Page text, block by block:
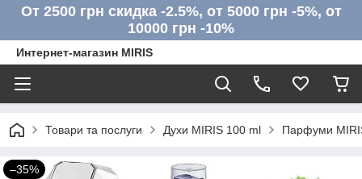
От 2500 грн скидка -2.5%, от 5000 грн -5%, от
10000 грн -10%
Интернет-магазин MIRIS
Товари та послуги Духи MIRIS 100 ml Парфуми
–35%